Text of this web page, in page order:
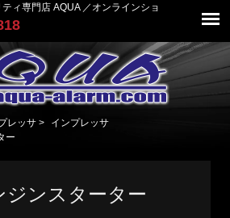
ィ専門店 AQUA ／オンラインショ
レッサ >
インプレッサ
ー
ジンスターター